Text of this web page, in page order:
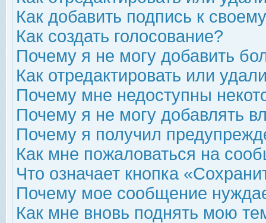
Как добавить подпись к
Как создать голосование?
Почему я не могу добавить
Как отредактировать или
Почему мне недоступны
Почему я не могу добавлять
Почему я получил
Как мне пожаловаться на
Что означает кнопка
Почему мое сообщение
Как мне вновь поднять мою